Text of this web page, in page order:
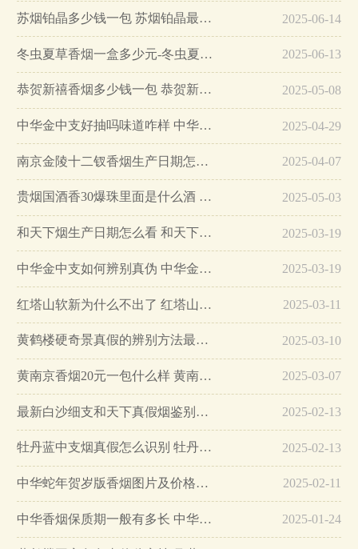
苏烟铂晶多少钱一包 苏烟铂晶最新价格… 2025-06-14
冬虫夏草香烟一盒多少元-冬虫夏草香烟一盒多少元2025最新价格… 2025-06-13
恭贺新禧香烟多少钱一包 恭贺新禧香烟价格表和图片… 2025-05-08
中华金中支好抽吗味道咋样 中华金中支口感特点介绍… 2025-04-29
南京金陵十二钗香烟生产日期怎么看 南京金陵十二钗香烟保质期… 2025-04-07
贵烟国酒香30爆珠里面是什么酒 贵烟国酒香30怎么辨别真假… 2025-05-03
和天下烟生产日期怎么看 和天下烟真假辨别方法六个方面… 2025-03-19
中华金中支如何辨别真伪 中华金中支真假烟鉴别方法… 2025-03-19
红塔山软新为什么不出了 红塔山软新烟停售原因详解… 2025-03-11
黄鹤楼硬奇景真假的辨别方法最简单版… 2025-03-10
黄南京香烟20元一包什么样 黄南京香烟真假鉴别… 2025-03-07
最新白沙细支和天下真假烟鉴别指南… 2025-02-13
牡丹蓝中支烟真假怎么识别 牡丹蓝中支烟真假鉴别带图… 2025-02-13
中华蛇年贺岁版香烟图片及价格大全… 2025-02-11
中华香烟保质期一般有多长 中华香烟保质期在哪里看的… 2025-01-24